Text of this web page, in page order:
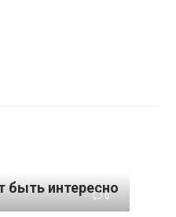
интересно
0